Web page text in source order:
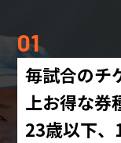
01
毎試合のチ
上お得な券
23歳以下、